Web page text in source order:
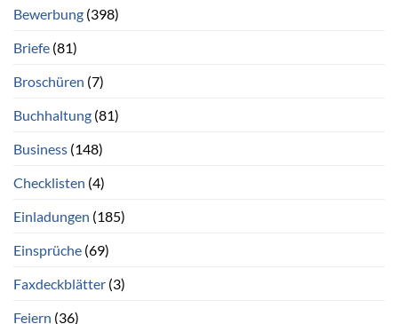
Bewerbung (398)
Briefe (81)
Broschüren (7)
Buchhaltung (81)
Business (148)
Checklisten (4)
Einladungen (185)
Einsprüche (69)
Faxdeckblätter (3)
Feiern (36)